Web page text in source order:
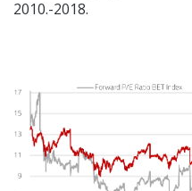
2010.-2018.